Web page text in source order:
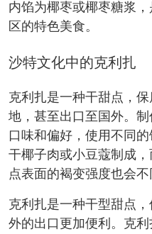
内馅为椰枣或椰枣糖浆
区的特色美食。
沙特文化中的克利扎
克利扎是一种干甜点，
地，甚至出口至国外。
口味和偏好，使用不同
干椰子肉或小豆蔻制成
点表面的褐变强度也会不
克利扎是一种干型甜点
外的出口更加便利。克